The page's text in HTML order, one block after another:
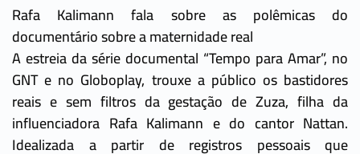
Rafa Kalimann fala sobre as polêmicas do
documentário sobre a maternidade real
A estreia da série documental “Tempo para Amar”, no
GNT e no Globoplay, trouxe a público os bastidores
reais e sem filtros da gestação de Zuza, filha da
influenciadora Rafa Kalimann e do cantor Nattan.
Idealizada a partir de registros pessoais que